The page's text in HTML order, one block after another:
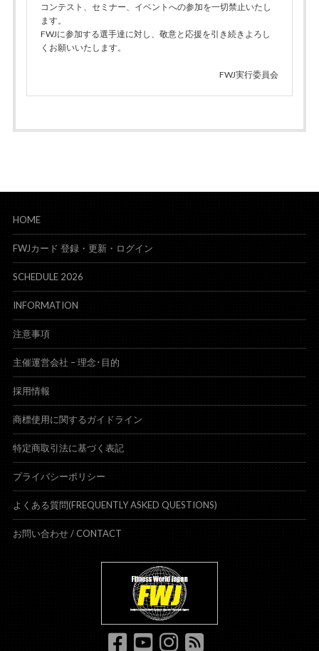
コンテスト、セミナー、イベントへの参加を一切禁止いたし
ます。
FWJに参加する選手達に対し、敬意と応援を引き続きよろし
くお願いいたします。
FWJ実行委員会
HOME
FWJカード 登録・更新・ログイン
SCHEDULE 2026
INFORMATION
注意事項
主催運営会社 – 理念･目的
採用情報
商標使用に関するガイドライン
特定商取引法に基づく表記
プライバシーポリシー
よくある質問(FREQUENTLY ASKED QUESTIONS)
お問い合わせ / CONTACT